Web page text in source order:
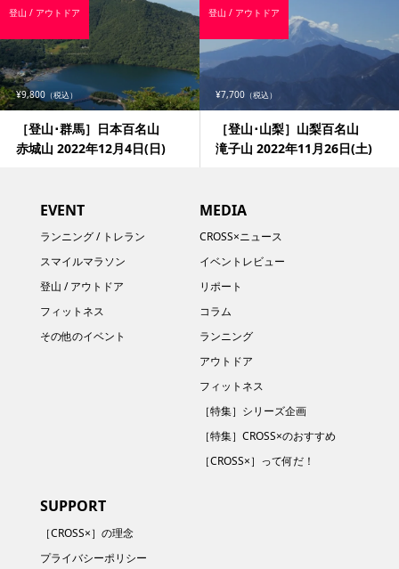
¥9,800 （税込）
［登山･群馬］日本百名山
赤城山 2022年12月4日(日)
登山 / アウトドア
¥7,700 （税込）
［登山･山梨］山梨百名山
滝子山 2022年11月26日(土)
登山 / アウトドア
EVENT
ランニング / トレラン
スマイルマラソン
登山 / アウトドア
フィットネス
その他のイベント
MEDIA
CROSS×ニュース
イベントレビュー
リポート
コラム
ランニング
アウトドア
フィットネス
［特集］シリーズ企画
［特集］CROSS×のおすすめ
［CROSS×］って何だ！
SUPPORT
［CROSS×］の理念
プライバシーポリシー